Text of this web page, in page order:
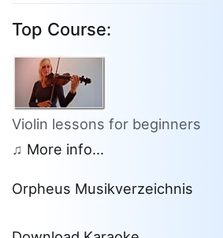
Top Course:
Violin lessons for beginners
♫ More info...
Orpheus Musikverzeichnis